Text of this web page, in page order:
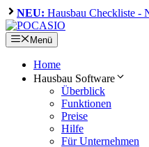
Zum
Inhalt
springen
NEU: Hausbau Checkliste -
Menü
Home
Hausbau Software
Überblick
Funktionen
Preise
Hilfe
Für Unternehmen